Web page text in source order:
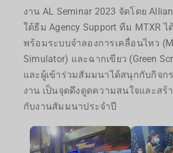
งาน AL Seminar 2023 จัดโดย
ใต้ธีม Agency Support ทีม MTXR ไ
พร้อมระบบจำลองการเคลื่อนไหว
Simulator) และฉากเขียว (Green
และผู้เข้าร่วมสัมมนาได้สนุกกับกิจก
งาน เป็นจุดดึงดูดความสนใจและสร้
กับงานสัมมนาประจำปี